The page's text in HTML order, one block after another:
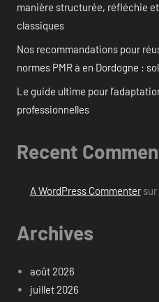
manière structurée, réfléchie
classiques
Nos recommandations pour
normes PMR à en Dordogne :
Le guide ultime pour
professionnelles
Recent
A WordPress Commentersur
Archives
août 2026
juillet 2026